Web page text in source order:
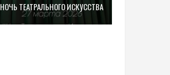
НОЧЬ ТЕАТРАЛЬНОГО ИСКУССТВА